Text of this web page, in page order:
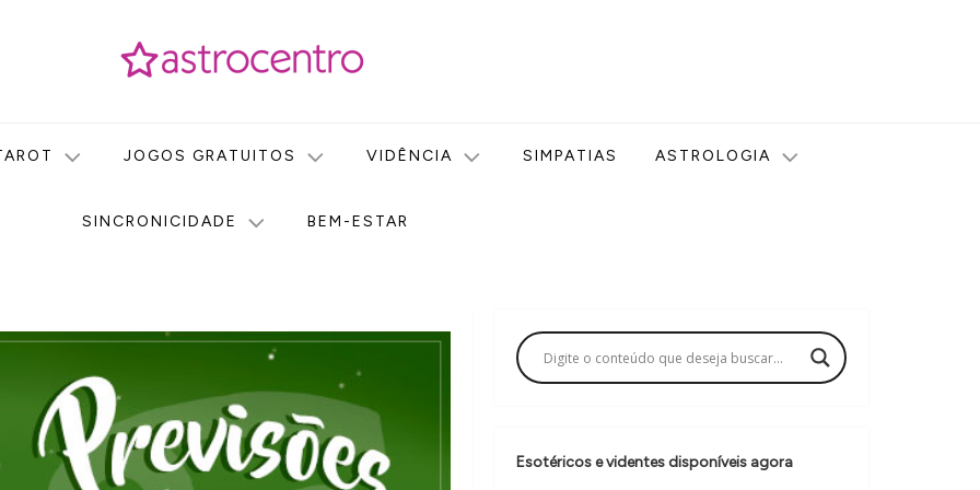
JOGOS GRATUITOS VIDÊNCIA SIMPATIAS ASTROLOGIA
SINCRONICIDADE BEM-ESTAR
Esotéricos e videntes disponíveis agora